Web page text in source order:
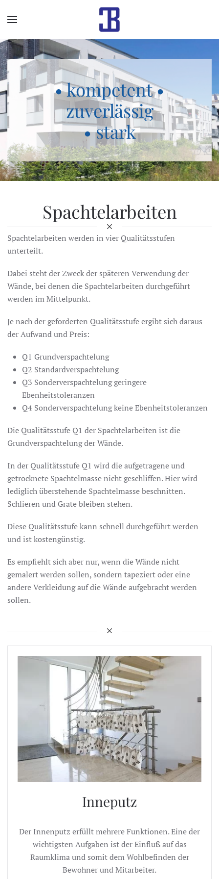
• kompetent •
zuverlässig
• stark
Spachtelarbeiten
Spachtelarbeiten werden in vier Qualitätsstufen
unterteilt.
Dabei steht der Zweck der späteren Verwendung der
Wände, bei denen die Spachtelarbeiten durchgeführt
werden im Mittelpunkt.
Je nach der geforderten Qualitätsstufe ergibt sich daraus
der Aufwand und Preis:
Q1 Grundverspachtelung
Q2 Standardverspachtelung
Q3 Sonderverspachtelung geringere
Ebenheitstoleranzen
Q4 Sonderverspachtelung keine Ebenheitstoleranzen
Die Qualitätsstufe Q1 der Spachtelarbeiten ist die
Grundverspachtelung der Wände.
In der Qualitätsstufe Q1 wird die aufgetragene und
getrocknete Spachtelmasse nicht geschliffen. Hier wird
lediglich überstehende Spachtelmasse beschnitten.
Schlieren und Grate bleiben stehen.
Diese Qualitätsstufe kann schnell durchgeführt werden
und ist kostengünstig.
Es empfiehlt sich aber nur, wenn die Wände nicht
gemalert werden sollen, sondern tapeziert oder eine
andere Verkleidung auf die Wände aufgebracht werden
sollen.
Inneputz
Der Innenputz erfüllt mehrere Funktionen. Eine der
wichtigsten Aufgaben ist der Einfluß auf das
Raumklima und somit dem Wohlbefinden der
Bewohner und Mitarbeiter.